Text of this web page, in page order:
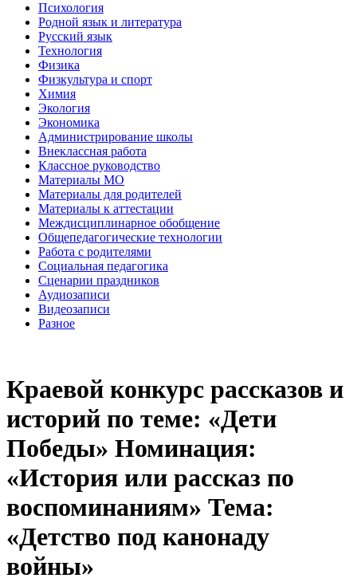
Психология
Родной язык и литература
Русский язык
Технология
Физика
Физкультура и спорт
Химия
Экология
Экономика
Администрирование школы
Внеклассная работа
Классное руководство
Материалы МО
Материалы для родителей
Материалы к аттестации
Междисциплинарное обобщение
Общепедагогические технологии
Работа с родителями
Социальная педагогика
Сценарии праздников
Аудиозаписи
Видеозаписи
Разное
Краевой конкурс рассказов и
историй по теме: «Дети
Победы» Номинация:
«История или рассказ по
воспоминаниям» Тема:
«Детство под канонаду
войны»